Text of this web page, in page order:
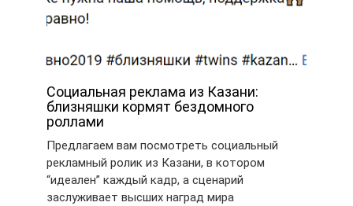
Социальная реклама из Казани:
близняшки кормят бездомного
роллами
Предлагаем вам посмотреть социальный
рекламный ролик из Казани, в котором
“идеален” каждый кадр, а сценарий
заслуживает высших наград мира